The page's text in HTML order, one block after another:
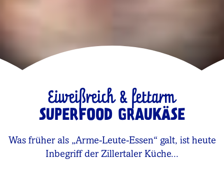
Eiweißreich & fettarm
SUPERFOOD GRAUKÄSE
Was früher als „Arme-Leute-Essen“ galt, ist heute
Inbegriff der Zillertaler Küche...